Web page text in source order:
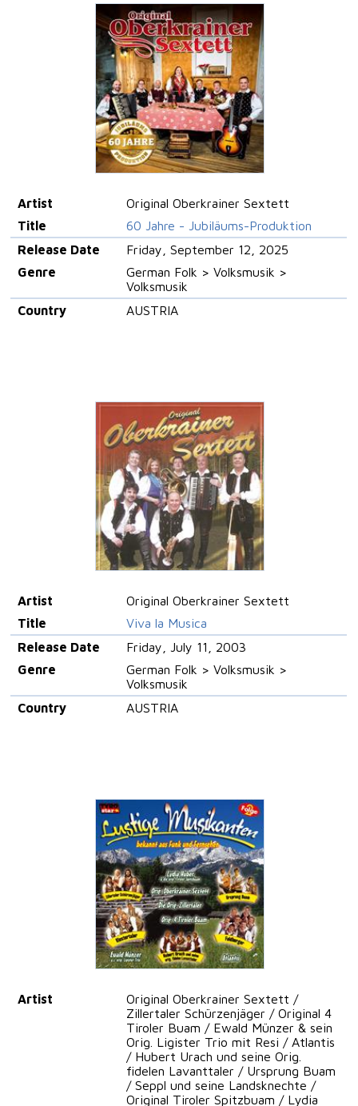
Artist
Original Oberkrainer Sextett
Title
60 Jahre - Jubiläums-Produktion
Release Date
Friday, September 12, 2025
Genre
German Folk > Volksmusik >
Volksmusik
Country
AUSTRIA
Artist
Original Oberkrainer Sextett
Title
Viva la Musica
Release Date
Friday, July 11, 2003
Genre
German Folk > Volksmusik >
Volksmusik
Country
AUSTRIA
Artist
Original Oberkrainer Sextett /
Zillertaler Schürzenjäger / Original 4
Tiroler Buam / Ewald Münzer & sein
Orig. Ligister Trio mit Resi / Atlantis
/ Hubert Urach und seine Orig.
fidelen Lavanttaler / Ursprung Buam
/ Seppl und seine Landsknechte /
Original Tiroler Spitzbuam / Lydia